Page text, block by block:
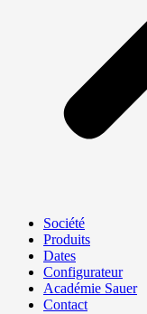
Société
Produits
Dates
Configurateur
Académie Sauer
Contact